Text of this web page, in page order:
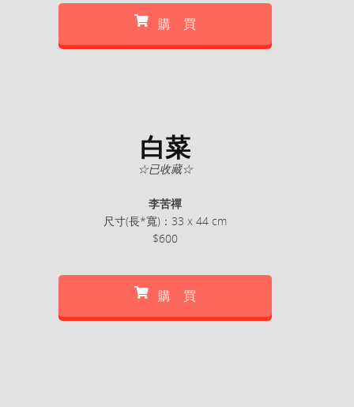
購 買
白菜
☆已收藏☆
李苦禪
尺寸(長*寬)：33 x 44 cm
$600
購 買